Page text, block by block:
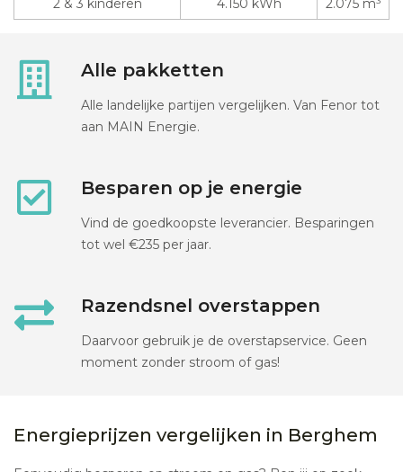
2 & 3 kinderen
4.150 kWh 2.075 m³
Alle pakketten
Alle landelijke partijen vergelijken. Van Fenor tot
aan MAIN Energie.
Besparen op je energie
Vind de goedkoopste leverancier. Besparingen
tot wel €235 per jaar.
Razendsnel overstappen
Daarvoor gebruik je de overstapservice. Geen
moment zonder stroom of gas!
Energieprijzen vergelijken in Berghem